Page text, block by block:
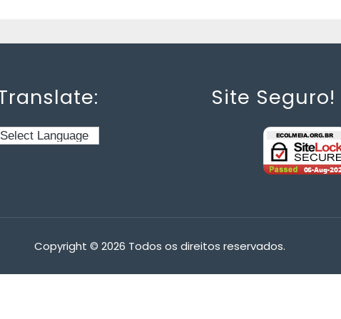
Site Seguro!
Copyright © 2026 Todos os direitos reservados.